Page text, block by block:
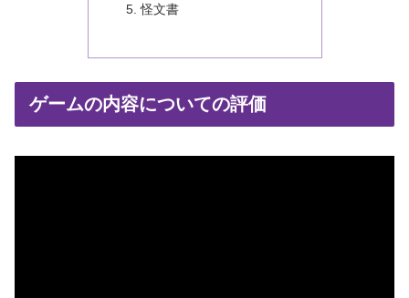
怪文書
ゲームの内容についての評価